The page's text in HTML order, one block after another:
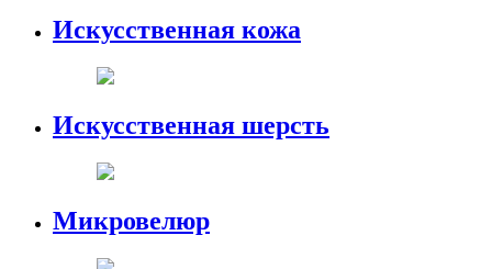
Искусственная кожа
Искусственная шерсть
Микровелюр